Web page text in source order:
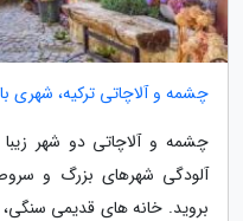
چشمه و آلاچاتی ترکیه، شهری
چشمه و آلاچاتی دو شهر
آلودگی شهرهای بزرگ و
بروید. خانه های قدیمی